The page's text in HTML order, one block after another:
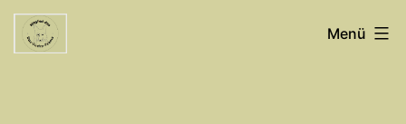
Zum
InhaltWillkommen
Menü